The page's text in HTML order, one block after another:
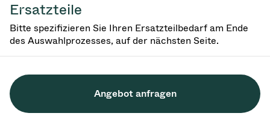
Ersatzteile
Bitte spezifizieren Sie Ihren Ersatzteilbedarf am Ende
des Auswahlprozesses, auf der nächsten Seite.
Angebot anfragen